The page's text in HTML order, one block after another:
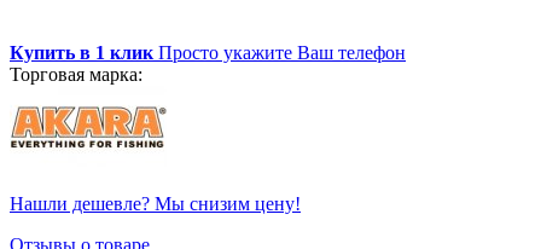
Купить в 1 клик Просто укажите Ваш телефон
Торговая марка:
Нашли дешевле? Мы снизим цену!
Отзывы о товаре